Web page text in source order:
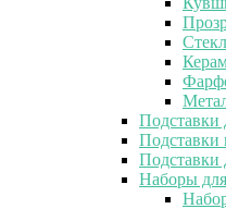
Подставки
Подставки
Подставки
Наборы